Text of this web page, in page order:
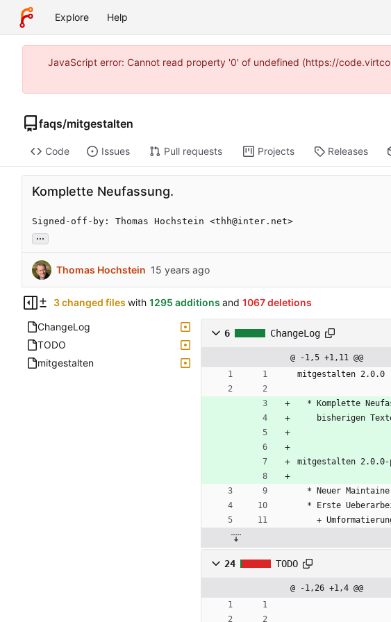
Explore Help
JavaScript error: Cannot read property '0' of undefined (https://
faqs/mitgestalten
Code Issues Pull requests Projects Releases
Komplette Neufassung.
Signed-off-by: Thomas Hochstein <thh@inter.net>
...
Thomas Hochstein
3 changed files with 1295 additions and 1067 deletions
ChangeLog
TODO
mitgestalten
6 ChangeLog
@ -1,5 +1,11 @@
mitgestalten 2.0.0
* Komplette
bisherigen
mitgestalten 2.0.0-
* Neuer
* Erste
+
24 TODO
@ -1,26 +1,4 @@